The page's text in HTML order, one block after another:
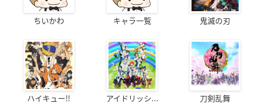
ちいかわ キャラ一覧 鬼滅の刃
ハイキュー!! アイドリッシ... 刀剣乱舞